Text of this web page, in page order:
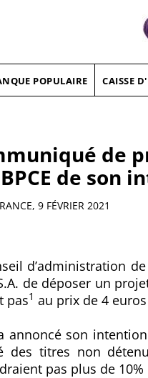
POPULAIRE CAISSE
de
de son
9 FÉVRIER 2021
d’administration
de déposer un
pas1 au prix de 4
a annoncé son
des titres non
pas plus de